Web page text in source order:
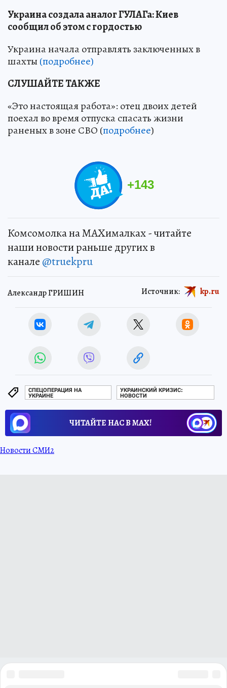
Украина создала аналог ГУЛАГа: Киев
сообщил об этом с гордостью
Украина начала отправлять заключенных в
шахты (подробнее)
СЛУШАЙТЕ ТАКЖЕ
«Это настоящая работа»: отец двоих детей
поехал во время отпуска спасать жизни
раненых в зоне СВО (подробнее)
+143
Комсомолка на MAXималках - читайте
наши новости раньше других в
канале @truekpru
Александр ГРИШИН Источник: kp.ru
СПЕЦОПЕРАЦИЯ НА
УКРАИНЕ
УКРАИНСКИЙ КРИЗИС:
НОВОСТИ
ЧИТАЙТЕ НАС В МАХ!
Новости СМИ2